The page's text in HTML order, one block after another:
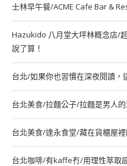
士林早午餐/ACME Cafe Bar &
Hazukido 八月堂大坪林概念店/
說了算！
台北/如果你也習慣在深夜閱讀，
台北美食/拉麵公子/拉麵是男人
台北美食/達永食堂/藏在貨櫃屋
台北咖啡/有kaffe冇/用理性萃取